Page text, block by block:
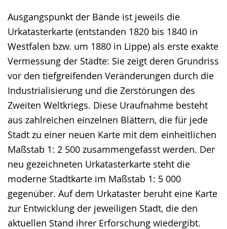
Ausgangspunkt der Bände ist jeweils die
Urkatasterkarte (entstanden 1820 bis 1840 in
Westfalen bzw. um 1880 in Lippe) als erste exakte
Vermessung der Städte: Sie zeigt deren Grundriss
vor den tiefgreifenden Veränderungen durch die
Industrialisierung und die Zerstörungen des
Zweiten Weltkriegs. Diese Uraufnahme besteht
aus zahlreichen einzelnen Blättern, die für jede
Stadt zu einer neuen Karte mit dem einheitlichen
Maßstab 1: 2 500 zusammengefasst werden. Der
neu gezeichneten Urkatasterkarte steht die
moderne Stadtkarte im Maßstab 1: 5 000
gegenüber. Auf dem Urkataster beruht eine Karte
zur Entwicklung der jeweiligen Stadt, die den
aktuellen Stand ihrer Erforschung wiedergibt.